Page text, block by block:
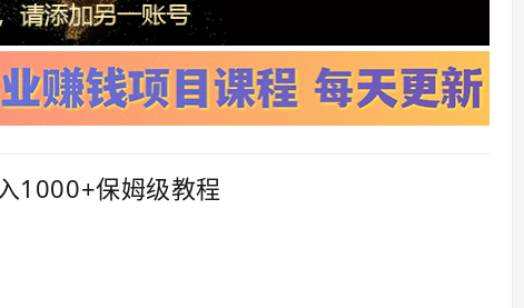
1000+保姆级教程